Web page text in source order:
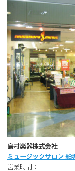
島村楽器株式会社
ミュージックサロン 船
営業時間：